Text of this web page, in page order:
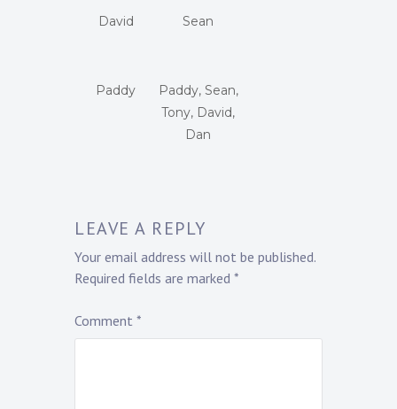
David Sean
Paddy
Paddy, Sean,
Tony, David,
Dan
LEAVE A REPLY
Your email address will not be published.
Required fields are marked *
Comment *